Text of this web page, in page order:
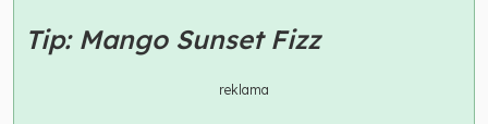
Tip: Mango Sunset Fizz
reklama